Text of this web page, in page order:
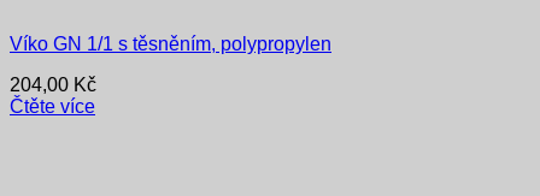
Víko GN 1/1 s těsněním, polypropylen
204,00 Kč
Čtěte více